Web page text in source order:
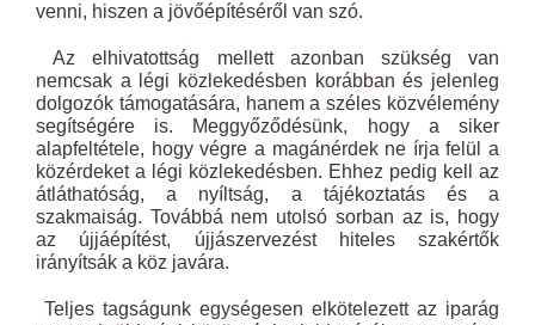
venni, hiszen a jövőépítéséről van szó.
Az elhivatottság mellett azonban szükség van
nemcsak a légi közlekedésben korábban és jelenleg
dolgozók támogatására, hanem a széles közvélemény
segítségére is. Meggyőződésünk, hogy a siker
alapfeltétele, hogy végre a magánérdek ne írja felül a
közérdeket a légi közlekedésben. Ehhez pedig kell az
átláthatóság, a nyíltság, a tájékoztatás és a
szakmaiság. Továbbá nem utolsó sorban az is, hogy
az újjáépítést, újjászervezést hiteles szakértők
irányítsák a köz javára.
Teljes tagságunk egységesen elkötelezett az iparág